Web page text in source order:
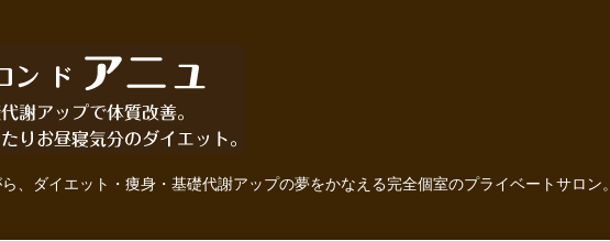
ダイエット・痩身・基礎代謝アップの夢をかなえる完全個室のプライベートサロン。